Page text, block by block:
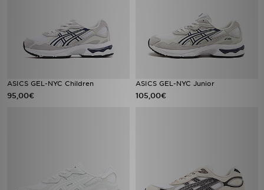
ASICS GEL-NYC Children
95,00€
ASICS GEL-NYC Junior
105,00€